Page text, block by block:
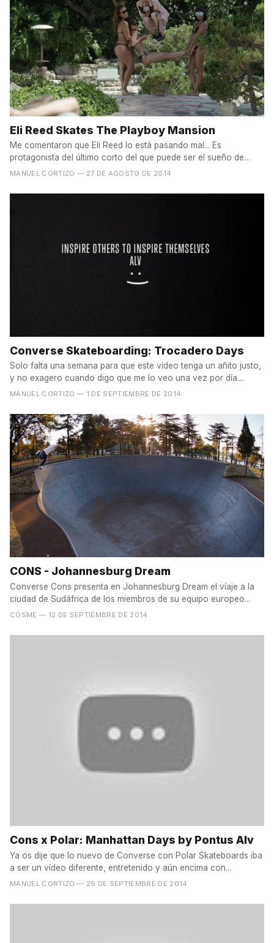
Eli Reed Skates The Playboy Mansion
Me comentaron que Eli Reed lo está pasando mal... Es
protagonista del último corto del que puede ser el sueño de
muchos...
MANUEL CORTIZO — 27 DE AGOSTO DE 2014
Converse Skateboarding: Trocadero Days
Solo falta una semana para que este vídeo tenga un añito justo,
y no exagero cuando digo que me lo veo una vez por día....
MANUEL CORTIZO — 1 DE SEPTIEMBRE DE 2014
CONS - Johannesburg Dream
Converse Cons presenta en Johannesburg Dream el víaje a la
ciudad de Sudáfrica de los miembros de su equipo europeo...
COSME — 12 DE SEPTIEMBRE DE 2014
Cons x Polar: Manhattan Days by Pontus Alv
Ya os dije que lo nuevo de Converse con Polar Skateboards iba
a ser un vídeo diferente, entretenido y aún encima con...
MANUEL CORTIZO — 26 DE SEPTIEMBRE DE 2014